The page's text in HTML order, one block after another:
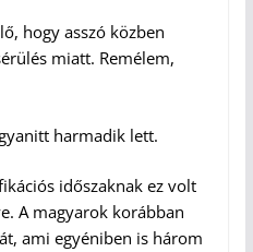
hogy asszó közben
miatt. Remélem,
harmadik lett.
időszaknak ez volt
A magyarok korábban
ami egyéniben is három